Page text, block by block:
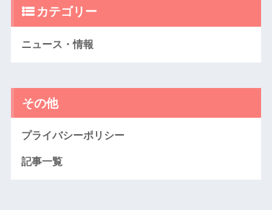
カテゴリー
ニュース・情報
その他
プライバシーポリシー
記事一覧